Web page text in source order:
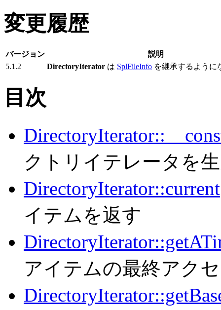
変更履歴
バージョン
説明
5.1.2
DirectoryIterator は SplFileInfo を継承するように
目次
クトリイテレータを
DirectoryIterator::current
イテムを返す
アイテムの最終アク